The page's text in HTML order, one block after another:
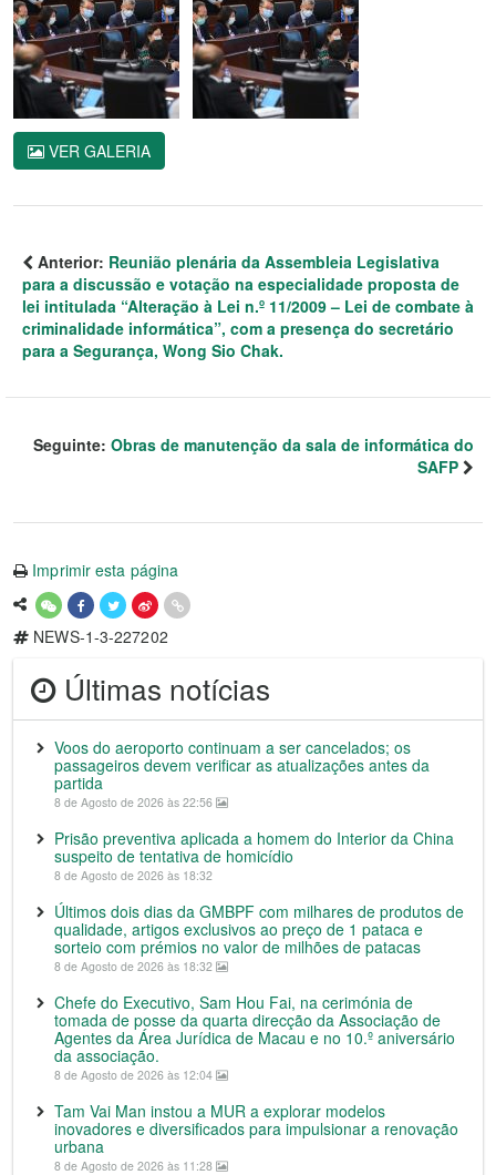
VER GALERIA
Anterior: Reunião plenária da Assembleia Legislativa
para a discussão e votação na especialidade proposta de
lei intitulada “Alteração à Lei n.º 11/2009 – Lei de combate à
criminalidade informática”, com a presença do secretário
para a Segurança, Wong Sio Chak.
Seguinte: Obras de manutenção da sala de informática do
SAFP
Imprimir esta página
NEWS-1-3-227202
Últimas notícias
Voos do aeroporto continuam a ser cancelados; os
passageiros devem verificar as atualizações antes da
partida
8 de Agosto de 2026 às 22:56
Prisão preventiva aplicada a homem do Interior da China
suspeito de tentativa de homicídio
8 de Agosto de 2026 às 18:32
Últimos dois dias da GMBPF com milhares de produtos de
qualidade, artigos exclusivos ao preço de 1 pataca e
sorteio com prémios no valor de milhões de patacas
8 de Agosto de 2026 às 18:32
Chefe do Executivo, Sam Hou Fai, na cerimónia de
tomada de posse da quarta direcção da Associação de
Agentes da Área Jurídica de Macau e no 10.º aniversário
da associação.
8 de Agosto de 2026 às 12:04
Tam Vai Man instou a MUR a explorar modelos
inovadores e diversificados para impulsionar a renovação
urbana
8 de Agosto de 2026 às 11:28